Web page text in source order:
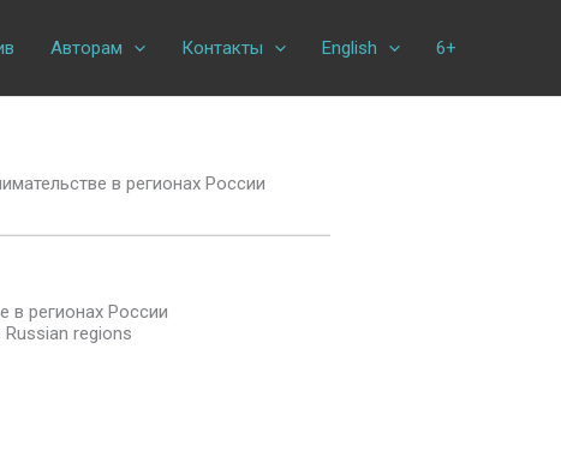
Авторам Контакты English 6+
в регионах России
в регионах России
regions